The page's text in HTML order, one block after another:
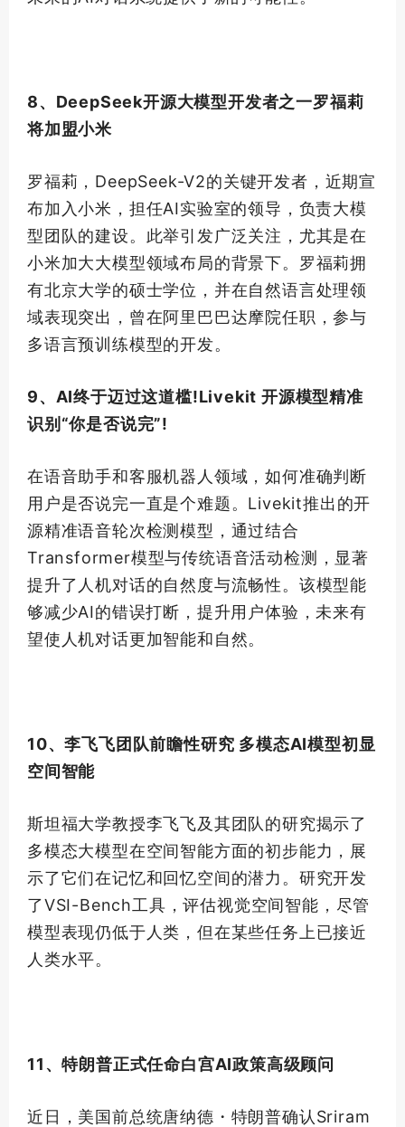
8、DeepSeek开源大模型开发者之一罗福莉
将加盟小米
罗福莉，DeepSeek-V2的关键开发者，近期宣
布加入小米，担任AI实验室的领导，负责大模
型团队的建设。此举引发广泛关注，尤其是在
小米加大大模型领域布局的背景下。罗福莉拥
有北京大学的硕士学位，并在自然语言处理领
域表现突出，曾在阿里巴巴达摩院任职，参与
多语言预训练模型的开发。
9、AI终于迈过这道槛!Livekit 开源模型精准
识别“你是否说完”!
在语音助手和客服机器人领域，如何准确判断
用户是否说完一直是个难题。Livekit推出的开
源精准语音轮次检测模型，通过结合
Transformer模型与传统语音活动检测，显著
提升了人机对话的自然度与流畅性。该模型能
够减少AI的错误打断，提升用户体验，未来有
望使人机对话更加智能和自然。
10、李飞飞团队前瞻性研究 多模态AI模型初显
空间智能
斯坦福大学教授李飞飞及其团队的研究揭示了
多模态大模型在空间智能方面的初步能力，展
示了它们在记忆和回忆空间的潜力。研究开发
了VSI-Bench工具，评估视觉空间智能，尽管
模型表现仍低于人类，但在某些任务上已接近
人类水平。
11、特朗普正式任命白宫AI政策高级顾问
近日，美国前总统唐纳德・特朗普确认Sriram